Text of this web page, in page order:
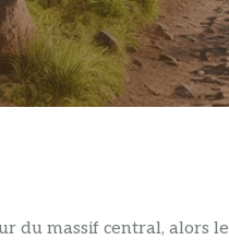
du massif central, alors le